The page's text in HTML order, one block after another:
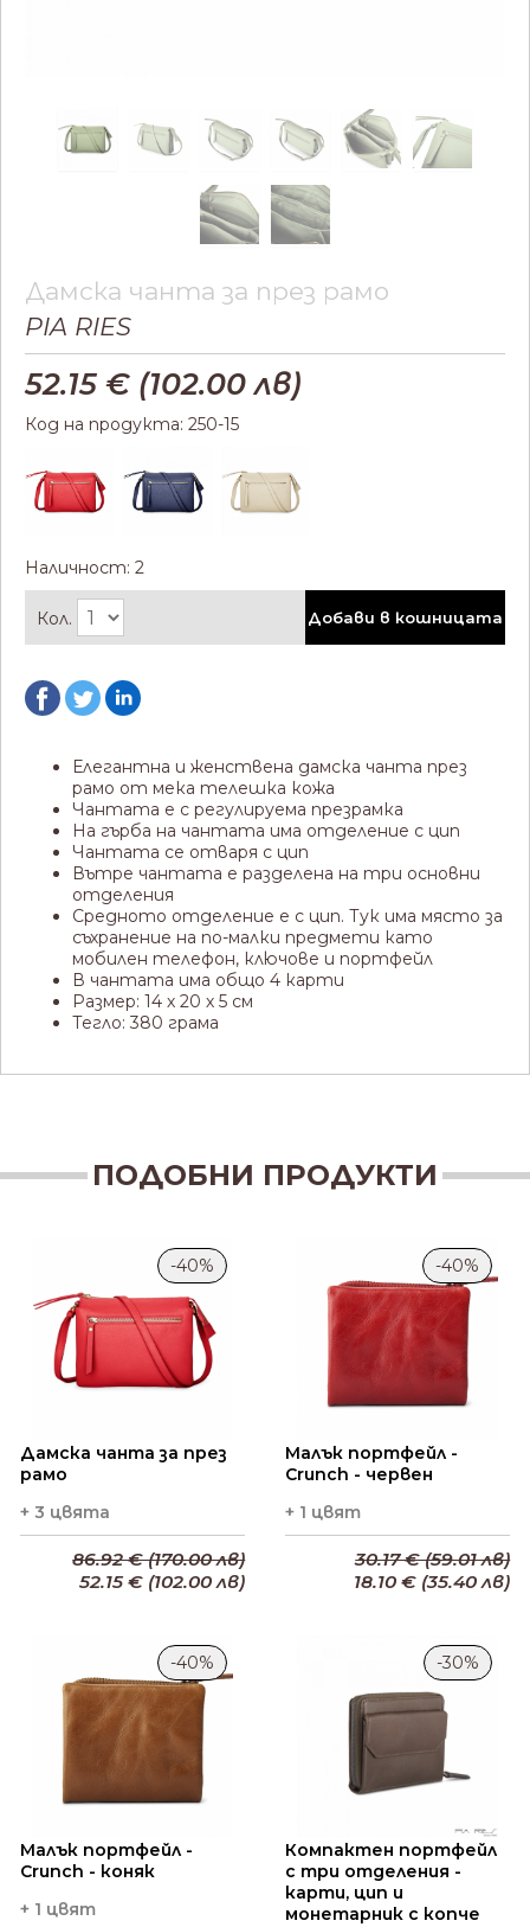
Дамска чанта за през рамо
PIA RIES
52.15 € (102.00 лв)
Код на продукта: 250-15
Наличност: 2
Кол. Добави в кошницата
Елегантна и женствена дамска чанта през
рамо от мека телешка кожа
Чантата е с регулируема презрамка
На гърба на чантата има отделение с цип
Чантата се отваря с цип
Вътре чантата е разделена на три основни
отделения
Средното отделение е с цип. Тук има място за
съхранение на по-малки предмети като
мобилен телефон, ключове и портфейл
В чантата има общо 4 карти
Размер: 14 х 20 х 5 см
Тегло: 380 грама
ПОДОБНИ ПРОДУКТИ
-40%
Дамска чанта за през
рамо
+ 3 цвята
Добави в кошницата
86.92 € (170.00 лв)
52.15 € (102.00 лв)
-40%
Малък портфейл -
Crunch - червен
+ 1 цвят
Добави в кошницата
30.17 € (59.01 лв)
18.10 € (35.40 лв)
-40%
Малък портфейл -
Crunch - коняк
+ 1 цвят
-30%
Компактен портфейл
с три отделения -
карти, цип и
монетарник с копче